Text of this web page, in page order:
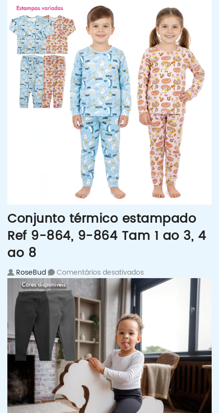
Conjunto térmico estampado
Ref 9-864, 9-864 Tam 1 ao 3, 4
ao 8
RoseBud Comentários desativadosem Conjunto térmico